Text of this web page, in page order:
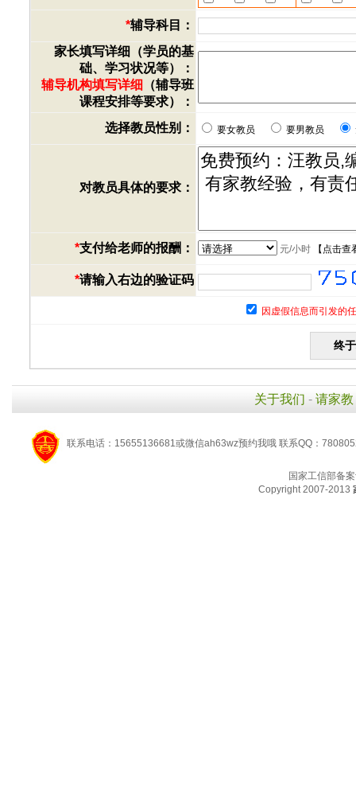
*辅导科目：
家长填写详细（学员的基
础、学习状况等）：
辅导机构填写详细 （辅导班
课程安排等要求）：
选择教员性别：
要女教员 要男教员
对教员具体的要求：
*支付给老师的报酬： 元/小时【 点击查
*请输入右边的验证码
因虚假信息而引发的
关于我们 - 请家教
联系电话：15655136681或微信ah63wz预约我哦 联系QQ：
国家工信部备
Copyright 2007-2013